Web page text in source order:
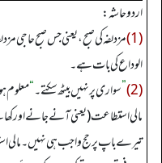
اردو حاشہ:
(1)
الوداع کی بات ہے۔
(2)
”سواری پر نہیں بیٹھ سکتے۔“معلوم
مالی استطاعت (یعنی آنے جانے اور
تیرے باپ پر حج واجب ہی نہیں۔